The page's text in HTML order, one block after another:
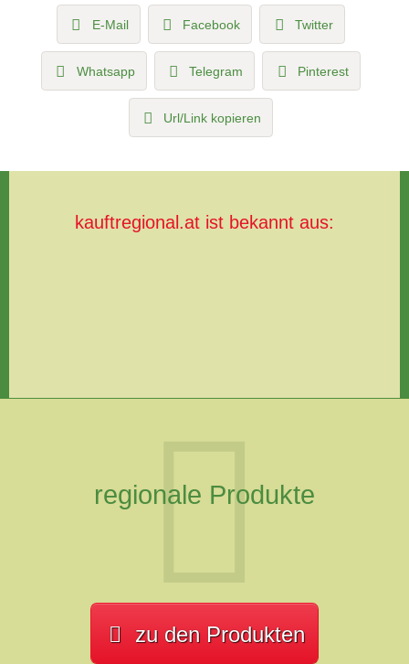
E-Mail Facebook Twitter
Whatsapp Telegram Pinterest
Url/Link kopieren
kauftregional.at ist bekannt aus:
regionale Produkte
zu den Produkten